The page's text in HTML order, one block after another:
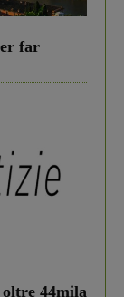
far
44mila